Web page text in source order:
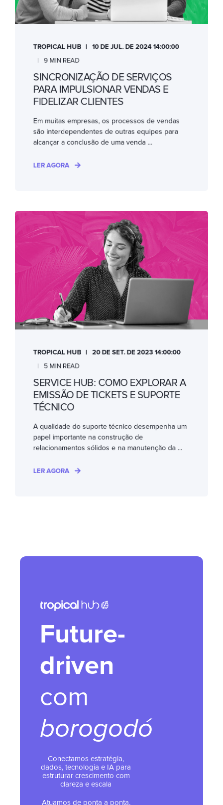
TROPICAL HUB
10 DE JUL. DE 2024 14:00:00
9 MIN READ
SINCRONIZAÇÃO DE SERVIÇOS
PARA IMPULSIONAR VENDAS E
FIDELIZAR CLIENTES
Em muitas empresas, os processos de vendas
são interdependentes de outras equipes para
alcançar a conclusão de uma venda ...
LER AGORA
TROPICAL HUB
20 DE SET. DE 2023 14:00:00
5 MIN READ
SERVICE HUB: COMO EXPLORAR A
EMISSÃO DE TICKETS E SUPORTE
TÉCNICO
A qualidade do suporte técnico desempenha um
papel importante na construção de
relacionamentos sólidos e na manutenção da ...
LER AGORA
Future-
driven
com
borogodó
Conectamos estratégia,
dados, tecnologia e IA para
estruturar crescimento com
clareza e escala
Atuamos de ponta a ponta,